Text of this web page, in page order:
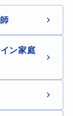
ていた
ン家庭